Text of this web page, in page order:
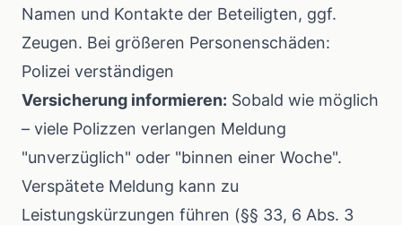
Namen und Kontakte der Beteiligten, ggf.
Zeugen. Bei größeren Personenschäden:
Polizei verständigen
Versicherung informieren: Sobald wie möglich
– viele Polizzen verlangen Meldung
"unverzüglich" oder "binnen einer Woche".
Verspätete Meldung kann zu
Leistungskürzungen führen (§§ 33, 6 Abs. 3